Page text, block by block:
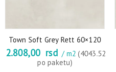
Town Soft Grey Rett 60×120
2.808,00 rsd / m2(4043.52
po paketu)